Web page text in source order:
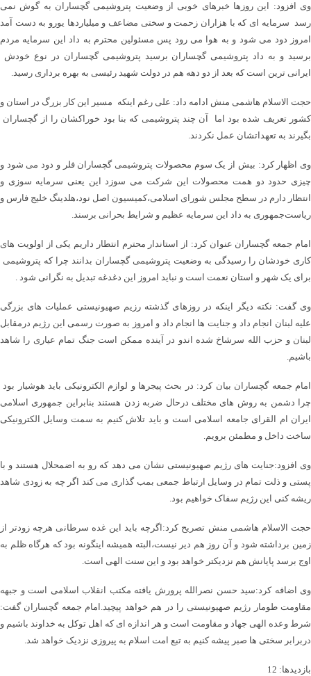
وی افزود: این روزها خبرهای خوبی از وضعیت پتروشیمی گچساران به گوش نمی
رسد سرمایه ای که با هزاران زحمت و سختی مضاعف و میلیاردها یورو به دست آمد
امروز دود می شود و به هوا می رود پس مسئولین محترم به داد این سرمایه مردم
برسید و به داد پتروشیمی گچساران برسید پتروشیمی گچساران در نوع خودش
ایرانی ترین است که بعد از دو دهه هم در دولت شهید رئیسی به بهره برداری رسید.
حجت الاسلام هاشمی منش ادامه داد: علی رغم اینکه مسیر این کار بزرگ در استان و
کشور تعریف شده بود اما آن چند پتروشیمی که بنا بود خوراکشان را از گچساران
بگیرند به تعهداتشان عمل نکردند.
وی اظهار کرد: بیش از یک سوم محصولات پتروشیمی گچساران فلر و دود می شود و
چیزی حدود دو همت محصولات این شرکت می سوزد این یعنی سرمایه سوزی و
انتظار دارم در سطح مجلس شورای اسلامی،کمیسیون اصل نود،هلدینگ خلیج فارس و
ریاست‌جمهوری به داد این سرمایه عظیم و شرایط بحرانی برسند.
امام جمعه گچساران عنوان کرد: از استاندار محترم انتطار داریم یکی از اولویت های
کاری خودشان را رسیدگی به وضعیت پتروشیمی گچساران بدانند چرا که پتروشیمی
برای یک شهر و استان نعمت است و نباید امروز این دغدغه تبدیل به نگرانی شود .
وی گفت: نکته دیگر اینکه در روزهای گذشته رزیم صهیونیستی عملیات های بزرگی
علیه لبنان انجام داد و جنایت ها انجام داد و امروز به صورت رسمی این رژیم درمقابل
لبنان و حزب الله سرشاخ شده اندو در آینده ممکن است جنگ تمام عیاری را شاهد
باشیم.
امام جمعه گچساران بیان کرد: در بحث پیجرها و لوازم الکترونیکی باید هوشیار بود
چرا دشمن به روش های مختلف درحال ضربه زدن هستند بنابراین جمهوری اسلامی
ایران ام القرای جامعه اسلامی است و باید تلاش کنیم به سمت وسایل الکترونیکی
ساخت داخل و مطمئن برویم.
وی افزود:جنایت های رژیم صهیونیستی نشان می دهد که رو به اضمحلال هستند و با
پستی و ذلت تمام در وسایل ارتباط جمعی بمب گذاری می کند اگر چه به زودی شاهد
ریشه کنی این رژیم سفاک خواهیم بود.
حجت الاسلام هاشمی منش تصریح کرد:اگرچه باید این غده سرطانی هرچه زودتر از
زمین برداشته شود و آن روز هم دیر نیست،البته همیشه اینگونه بود که هرگاه ظلم به
اوج برسد پایانش هم نزدیکتر خواهد بود و این سنت الهی است.
وی اضافه کرد:سید حسن نصرالله پرورش یافته مکتب انقلاب اسلامی است و جبهه
مقاومت طومار رژیم صهیونیستی را در هم خواهد پیچید.امام جمعه گچساران گفت:
شرط وعده الهی جهاد و مقاومت است و هر اندازه ای که اهل توکل به خداوند باشیم و
دربرابر سختی ها صبر پیشه کنیم به تبع امت اسلام به پیروزی نزدیک خواهد شد.
بازدیدها: 12